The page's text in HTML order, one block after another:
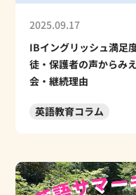
2025.09.17
IBイングリッシュ満
徒・保護者の声からみ
会・継続理由
英語教育コラム